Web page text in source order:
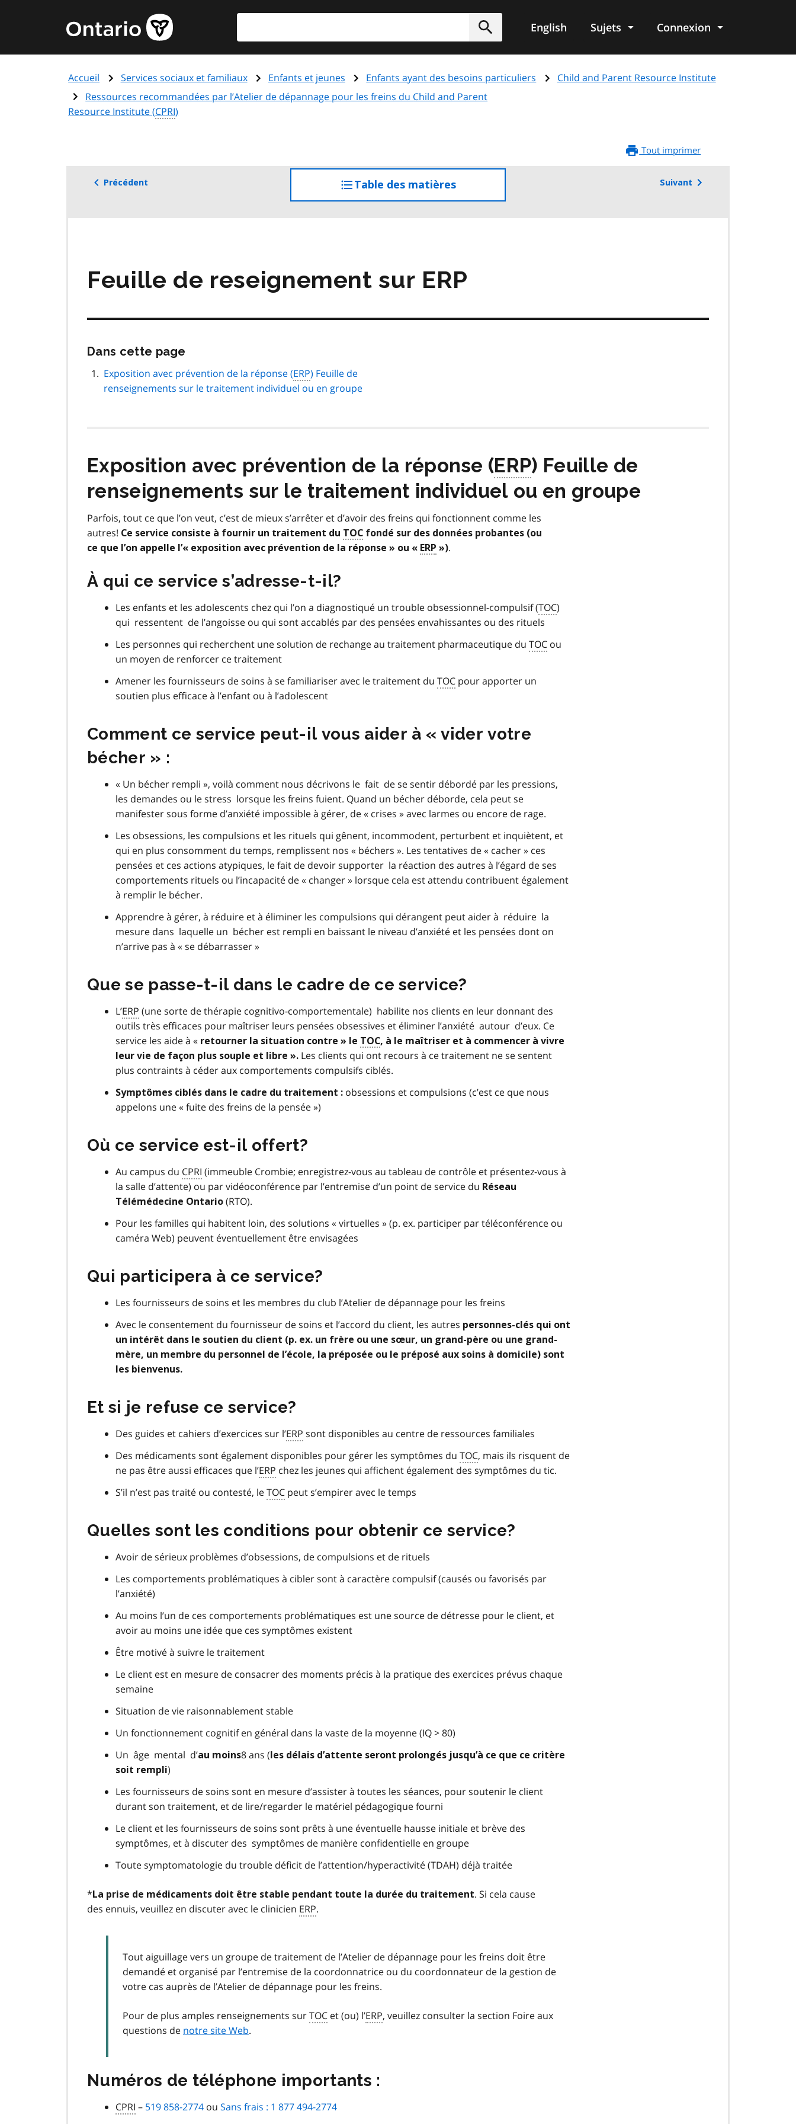
principal
Page
d'accueil
de
l'Ontario
Soumettre
English Sujets Connexion
Accueil Services sociaux et familiaux Enfants et jeunes Enfants ayant des besoins particuliers
Child and Parent Resource Institute
Ressources recommandées par l’Atelier de dépannage pour les freins du Child and Parent
Resource Institute(CPRI)
Tout imprimer
Précédent Table des matièresaccéder
à
Suivant
Feuille de reseignement sur ERP
Dans cette page
navigation
de
page
Exposition avec prévention de la réponse (ERP) Feuille de
renseignements sur le traitement individuel ou en groupe
Exposition avec prévention de la réponse (ERP) Feuille de
renseignements sur le traitement individuel ou en groupe
Parfois, tout ce que l’on veut, c’est de mieux s’arrêter et d’avoir des freins qui fonctionnent comme les
autres! Ce service consiste à fournir un traitement du TOC fondé sur des données probantes (ou
ce que l’on appelle l’« exposition avec prévention de la réponse » ou « ERP »).
À qui ce service s’adresse-t-il?
Les enfants et les adolescents chez qui l’on a diagnostiqué un trouble obsessionnel-compulsif (TOC)
qui ressentent de l’angoisse ou qui sont accablés par des pensées envahissantes ou des rituels
Les personnes qui recherchent une solution de rechange au traitement pharmaceutique du TOC ou
un moyen de renforcer ce traitement
Amener les fournisseurs de soins à se familiariser avec le traitement du TOC pour apporter un
soutien plus efficace à l’enfant ou à l’adolescent
Comment ce service peut-il vous aider à « vider votre
bécher » :
« Un bécher rempli », voilà comment nous décrivons le fait de se sentir débordé par les pressions,
les demandes ou le stress lorsque les freins fuient. Quand un bécher déborde, cela peut se
manifester sous forme d’anxiété impossible à gérer, de « crises » avec larmes ou encore de rage.
Les obsessions, les compulsions et les rituels qui gênent, incommodent, perturbent et inquiètent, et
qui en plus consomment du temps, remplissent nos « béchers ». Les tentatives de « cacher » ces
pensées et ces actions atypiques, le fait de devoir supporter la réaction des autres à l’égard de ses
comportements rituels ou l’incapacité de « changer » lorsque cela est attendu contribuent également
à remplir le bécher.
Apprendre à gérer, à réduire et à éliminer les compulsions qui dérangent peut aider à réduire la
mesure dans laquelle un bécher est rempli en baissant le niveau d’anxiété et les pensées dont on
n’arrive pas à « se débarrasser »
Que se passe-t-il dans le cadre de ce service?
L’ERP (une sorte de thérapie cognitivo-comportementale) habilite nos clients en leur donnant des
outils très efficaces pour maîtriser leurs pensées obsessives et éliminer l’anxiété autour d’eux. Ce
service les aide à « retourner la situation contre » le TOC, à le maîtriser et à commencer à vivre
leur vie de façon plus souple et libre ». Les clients qui ont recours à ce traitement ne se sentent
plus contraints à céder aux comportements compulsifs ciblés.
Symptômes ciblés dans le cadre du traitement : obsessions et compulsions (c’est ce que nous
appelons une « fuite des freins de la pensée »)
Où ce service est-il offert?
Au campus du CPRI (immeuble Crombie; enregistrez-vous au tableau de contrôle et présentez-vous à
la salle d’attente) ou par vidéoconférence par l’entremise d’un point de service du Réseau
Télémédecine Ontario (RTO).
Pour les familles qui habitent loin, des solutions « virtuelles » (p. ex. participer par téléconférence ou
caméra Web) peuvent éventuellement être envisagées
Qui participera à ce service?
Les fournisseurs de soins et les membres du club l’Atelier de dépannage pour les freins
Avec le consentement du fournisseur de soins et l’accord du client, les autres personnes-clés qui ont
un intérêt dans le soutien du client (p. ex. un frère ou une sœur, un grand-père ou une grand-
mère, un membre du personnel de l’école, la préposée ou le préposé aux soins à domicile) sont
les bienvenus.
Et si je refuse ce service?
Des guides et cahiers d’exercices sur l’ERP sont disponibles au centre de ressources familiales
Des médicaments sont également disponibles pour gérer les symptômes du TOC, mais ils risquent de
ne pas être aussi efficaces que l’ERP chez les jeunes qui affichent également des symptômes du tic.
S’il n’est pas traité ou contesté, leTOC peut s’empirer avec le temps
Quelles sont les conditions pour obtenir ce service?
Avoir de sérieux problèmes d’obsessions, de compulsions et de rituels
Les comportements problématiques à cibler sont à caractère compulsif (causés ou favorisés par
l’anxiété)
Au moins l’un de ces comportements problématiques est une source de détresse pour le client, et
avoir au moins une idée que ces symptômes existent
Être motivé à suivre le traitement
Le client est en mesure de consacrer des moments précis à la pratique des exercices prévus chaque
semaine
Situation de vie raisonnablement stable
Un fonctionnement cognitif en général dans la vaste de la moyenne (IQ > 80)
Un âge mental d’au moins8 ans (les délais d’attente seront prolongés jusqu’à ce que ce critère
soit rempli)
Les fournisseurs de soins sont en mesure d’assister à toutes les séances, pour soutenir le client
durant son traitement, et de lire/regarder le matériel pédagogique fourni
Le client et les fournisseurs de soins sont prêts à une éventuelle hausse initiale et brève des
symptômes, et à discuter des symptômes de manière confidentielle en groupe
Toute symptomatologie du trouble déficit de l’attention/hyperactivité (TDAH) déjà traitée
*La prise de médicaments doit être stable pendant toute la durée du traitement. Si cela cause
des ennuis, veuillez en discuter avec le clinicien ERP.
Tout aiguillage vers un groupe de traitement de l’Atelier de dépannage pour les freins doit être
demandé et organisé par l’entremise de la coordonnatrice ou du coordonnateur de la gestion de
votre cas auprès de l’Atelier de dépannage pour les freins.
Pour de plus amples renseignements surTOC et (ou) l’ERP, veuillez consulter la section Foire aux
questions de notre site Web.
Numéros de téléphone importants :
CPRI – 519 858-2774 ou Sans frais : 1 877 494-2774